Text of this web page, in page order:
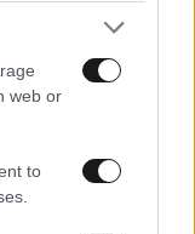
web or
to